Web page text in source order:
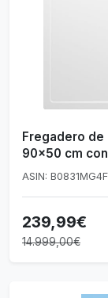
Fregadero de
90x50 cm
ASIN:
239,99€
14.999,00€